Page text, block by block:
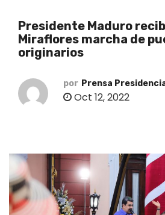
Presidente Maduro
Miraflores marcha de
originarios
por Prensa
Oct 12, 2022